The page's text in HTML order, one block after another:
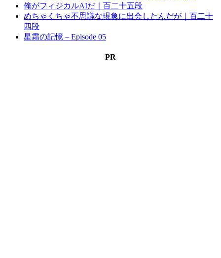
俺がフィジカルAIだ｜百二十五段
めちゃくちゃ不思議な現象に出会したんだが｜百二十
四段
星霜の記憶 – Episode 05
PR